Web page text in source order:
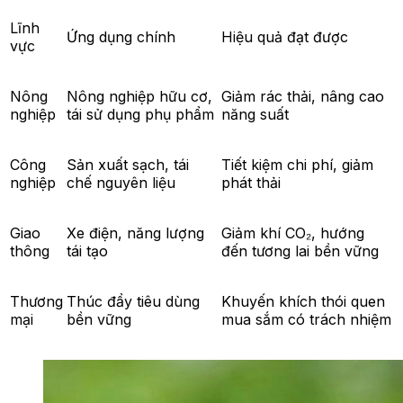
Lĩnh
vực
Ứng dụng chính Hiệu quả đạt được
Nông
nghiệp
Nông nghiệp hữu cơ,
tái sử dụng phụ phẩm
Giảm rác thải, nâng cao
năng suất
Công
nghiệp
Sản xuất sạch, tái
chế nguyên liệu
Tiết kiệm chi phí, giảm
phát thải
Giao
thông
Xe điện, năng lượng
tái tạo
Giảm khí CO₂, hướng
đến tương lai bền vững
Thương
mại
Thúc đẩy tiêu dùng
bền vững
Khuyến khích thói quen
mua sắm có trách nhiệm